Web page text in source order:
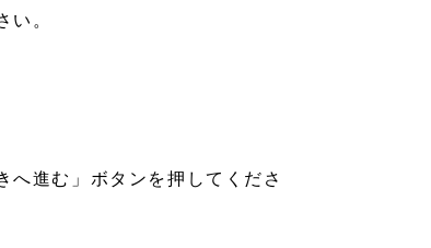
い。
へ進む」ボタンを押してくださ